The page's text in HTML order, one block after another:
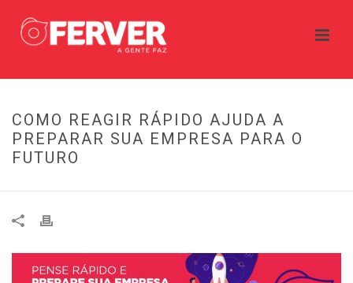
COMO REAGIR RÁPIDO AJUDA A
PREPARAR SUA EMPRESA PARA O
FUTURO